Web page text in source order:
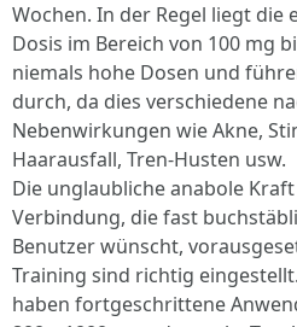
Wochen. In der Regel liegt die
Dosis im Bereich von 100 mg
niemals hohe Dosen und
durch, da dies verschiedene
Nebenwirkungen wie Akne,
Haarausfall, Tren-Husten usw.
Die unglaubliche anabole
Verbindung, die fast
Benutzer wünscht,
Training sind richtig
haben fortgeschrittene